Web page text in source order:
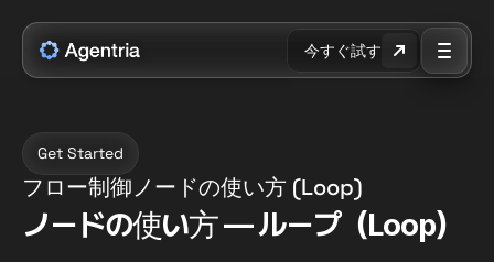
Get Started
フロー制御ノードの使い方 (Loop)
ノードの使い方 — ループ（Loop）
今すぐ試す